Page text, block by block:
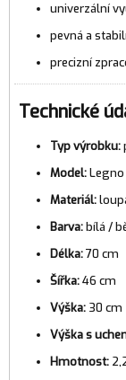
univerzální
pevná a
precizní
Technické
Typ výrobku:
Model:Legno
Materiál:
Barva:bílá /
Délka:70 cm
Šířka:46 cm
Výška: 30 cm
Výška s
Hmotnost: